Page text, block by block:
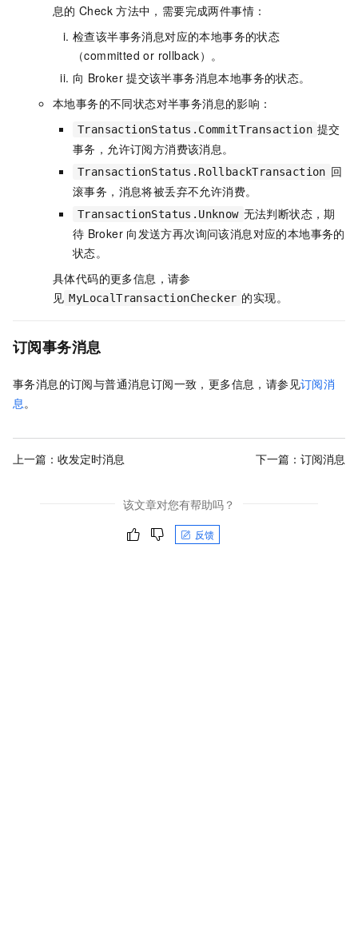
息的 Check 方法中，需要完成两件事情：
检查该半事务消息对应的本地事务的状态
（committed or rollback）。
向 Broker 提交该半事务消息本地事务的状态。
本地事务的不同状态对半事务消息的影响：
TransactionStatus.CommitTransaction 提交
事务，允许订阅方消费该消息。
TransactionStatus.RollbackTransaction 回
滚事务，消息将被丢弃不允许消费。
TransactionStatus.Unknow 无法判断状态，期
待 Broker 向发送方再次询问该消息对应的本地事务的
状态。
具体代码的更多信息，请参
见 MyLocalTransactionChecker 的实现。
订阅事务消息
事务消息的订阅与普通消息订阅一致，更多信息，请参见订阅消
息 。
上一篇： 收发定时消息 下一篇： 订阅消息
该文章对您有帮助吗？
反馈